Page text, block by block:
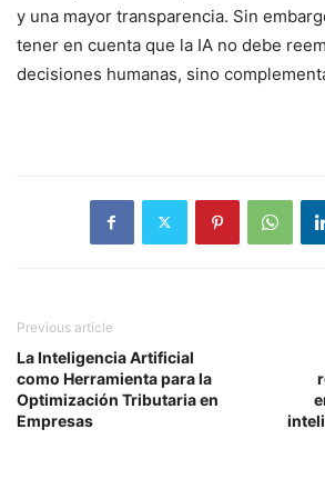
y una mayor transparencia. Sin
tener en cuenta que la IA no debe
decisiones humanas, sino
Previous article
La Inteligencia Artificial
como Herramienta para la
Optimización Tributaria en
Empresas